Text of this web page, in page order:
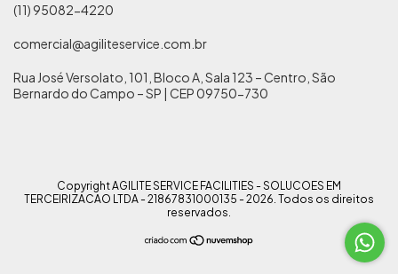
(11) 95082-4220
comercial@agiliteservice.com.br
Rua José Versolato, 101, Bloco A, Sala 123 – Centro, São
Bernardo do Campo – SP | CEP 09750-730
Copyright AGILITE SERVICE FACILITIES - SOLUCOES EM
TERCEIRIZACAO LTDA - 21867831000135 - 2026. Todos os direitos
reservados.